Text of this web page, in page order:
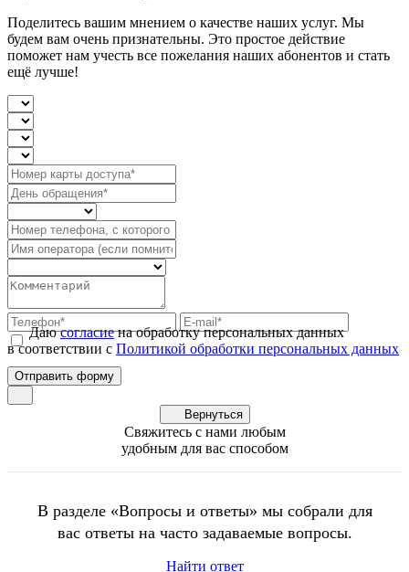
Поделитесь вашим мнением о качестве наших услуг. Мы
будем вам очень признательны. Это простое действие
поможет нам учесть все пожелания наших абонентов и стать
ещё лучше!
Даюсогласиена обработку персональных данных
в соответствии с Политикой обработки персональных данных
Вернуться
Свяжитесь с нами любым
удобным для вас способом
В разделе «Вопросы и ответы» мы собрали для
вас ответы на часто задаваемые вопросы.
Найти ответ